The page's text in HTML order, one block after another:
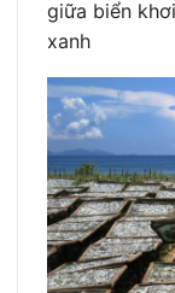
giữa biển
xanh